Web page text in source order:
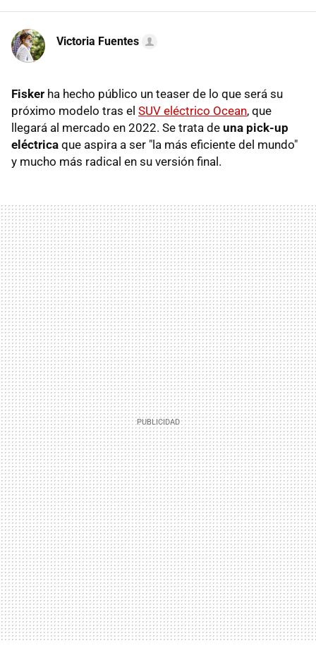
Victoria Fuentes
Fisker ha hecho público un teaser de lo que será su
próximo modelo tras el SUV eléctrico Ocean, que
llegará al mercado en 2022. Se trata de una pick-up
eléctrica que aspira a ser "la más eficiente del mundo"
y mucho más radical en su versión final.